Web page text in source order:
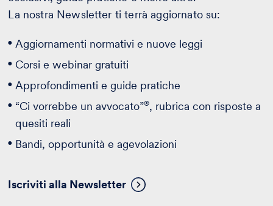
La nostra Newsletter ti terrà aggiornato su:
Aggiornamenti normativi e nuove leggi
Corsi e webinar gratuiti
Approfondimenti e guide pratiche
“Ci vorrebbe un avvocato”®, rubrica con risposte a
quesiti reali
Bandi, opportunità e agevolazioni
Iscriviti alla Newsletter